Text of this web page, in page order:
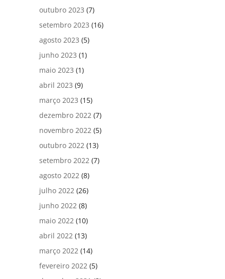
outubro 2023 (7)
setembro 2023 (16)
agosto 2023 (5)
junho 2023 (1)
maio 2023 (1)
abril 2023 (9)
março 2023 (15)
dezembro 2022 (7)
novembro 2022 (5)
outubro 2022 (13)
setembro 2022 (7)
agosto 2022 (8)
julho 2022 (26)
junho 2022 (8)
maio 2022 (10)
abril 2022 (13)
março 2022 (14)
fevereiro 2022 (5)